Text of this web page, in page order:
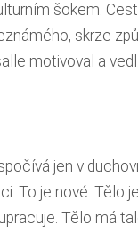
šokem.
skrze
motivoval a vedl.
jen v
To je nové. Tělo
Tělo má